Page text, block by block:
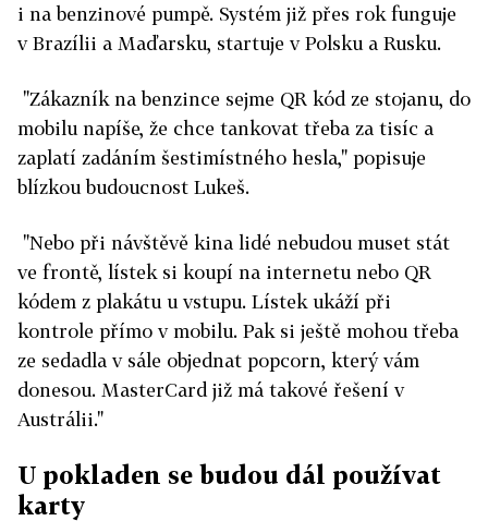
i na benzinové pumpě. Systém již přes rok funguje
v Brazílii a Maďarsku, startuje v Polsku a Rusku.
"Zákazník na benzince sejme QR kód ze stojanu, do
mobilu napíše, že chce tankovat třeba za tisíc a
zaplatí zadáním šestimístného hesla," popisuje
blízkou budoucnost Lukeš.
"Nebo při návštěvě kina lidé nebudou muset stát
ve frontě, lístek si koupí na internetu nebo QR
kódem z plakátu u vstupu. Lístek ukáží při
kontrole přímo v mobilu. Pak si ještě mohou třeba
ze sedadla v sále objednat popcorn, který vám
donesou. MasterCard již má takové řešení v
Austrálii."
U pokladen se budou dál používat
karty